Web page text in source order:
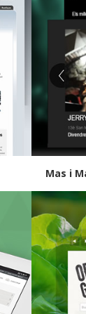
Mas i